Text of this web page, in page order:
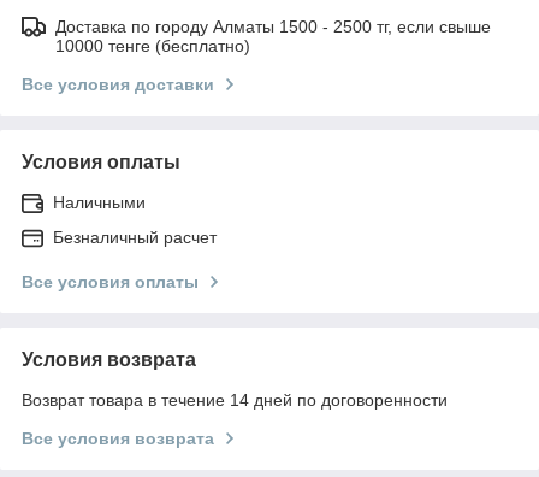
Доставка по городу Алматы 1500 - 2500 тг, если свыше
10000 тенге (бесплатно)
Все условия доставки
Условия оплаты
Наличными
Безналичный расчет
Все условия оплаты
Условия возврата
Возврат товара в течение 14 дней по договоренности
Все условия возврата